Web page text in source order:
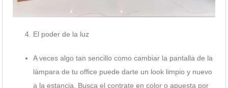
El poder de la luz
A veces algo tan sencillo como cambiar la pantalla de la
lámpara de tu office puede darte un look limpio y nuevo
a la estancia. Busca el contrate en color o apuesta por